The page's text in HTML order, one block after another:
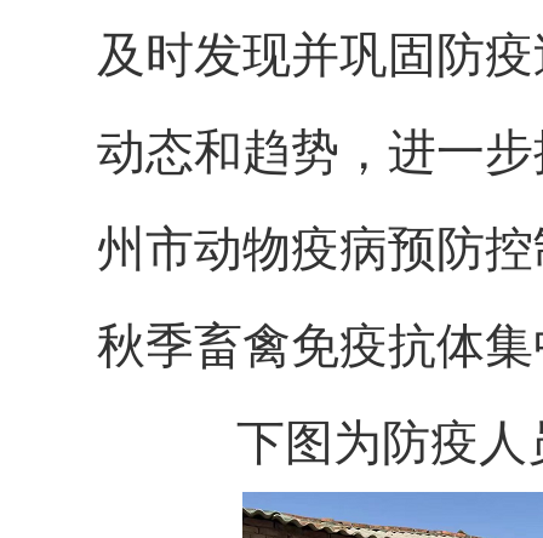
及时发现并巩固防
动态和趋势，进一
州市动物疫病预防
秋季畜禽免疫抗体
下图为防疫